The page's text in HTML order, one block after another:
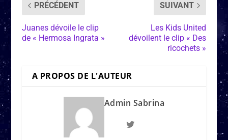
PRÉCÉDENT
Juanes dévoile le clip
de « Hermosa Ingrata »
SUIVANT
Les Kids United
dévoilent le clip « Des
ricochets »
A PROPOS DE L'AUTEUR
Admin Sabrina